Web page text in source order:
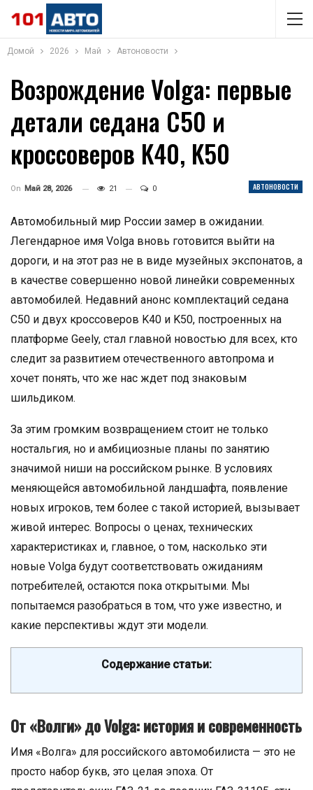
Домой 2026 Май Автоновости
Возрождение Volga: первые
детали седана C50 и
кроссоверов K40, K50
АВТОНОВОСТИ
On Май 28, 2026 21 0
Автомобильный мир России замер в ожидании.
Легендарное имя Volga вновь готовится выйти на
дороги, и на этот раз не в виде музейных экспонатов, а
в качестве совершенно новой линейки современных
автомобилей. Недавний анонс комплектаций седана
C50 и двух кроссоверов K40 и K50, построенных на
платформе Geely, стал главной новостью для всех, кто
следит за развитием отечественного автопрома и
хочет понять, что же нас ждет под знаковым
шильдиком.
За этим громким возвращением стоит не только
ностальгия, но и амбициозные планы по занятию
значимой ниши на российском рынке. В условиях
меняющейся автомобильной ландшафта, появление
новых игроков, тем более с такой историей, вызывает
живой интерес. Вопросы о ценах, технических
характеристиках и, главное, о том, насколько эти
новые Volga будут соответствовать ожиданиям
потребителей, остаются пока открытыми. Мы
попытаемся разобраться в том, что уже известно, и
какие перспективы ждут эти модели.
Содержание статьи:
От «Волги» до Volga: история и современность
Имя «Волга» для российского автомобилиста — это не
просто набор букв, это целая эпоха. От